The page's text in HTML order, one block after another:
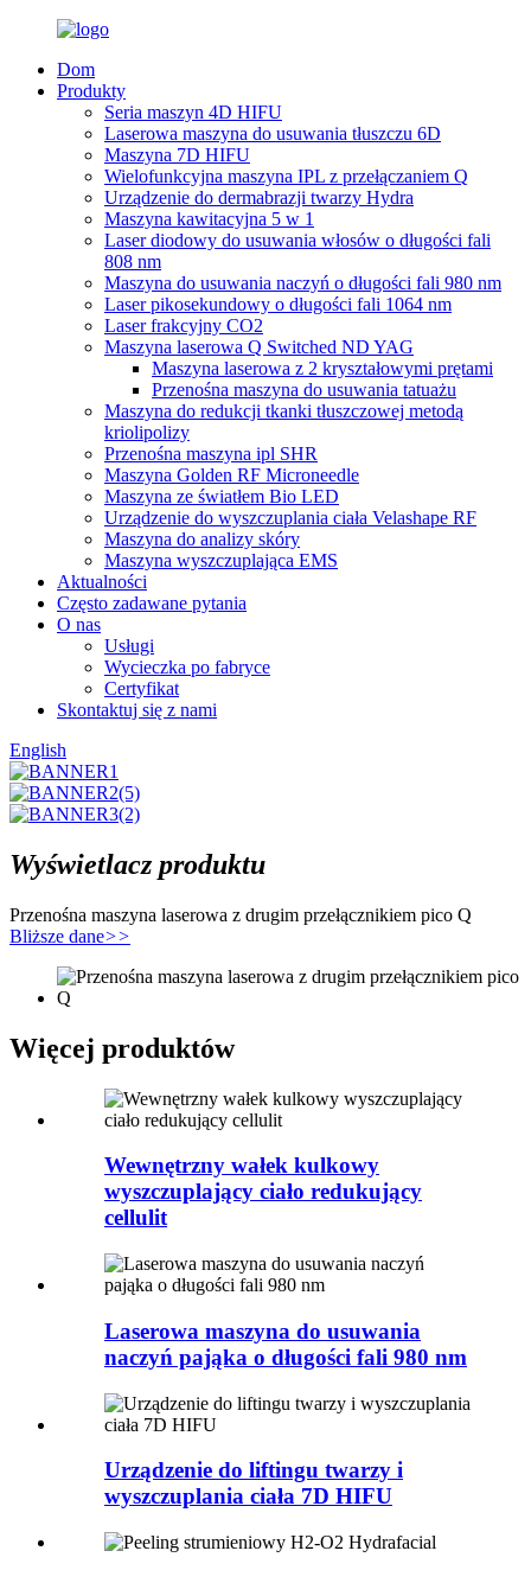
Dom
Produkty
Seria maszyn 4D HIFU
Laserowa maszyna do usuwania tłuszczu 6D
Maszyna 7D HIFU
Wielofunkcyjna maszyna IPL z przełączaniem Q
Urządzenie do dermabrazji twarzy Hydra
Maszyna kawitacyjna 5 w 1
Laser diodowy do usuwania włosów o długości fali
808 nm
Maszyna do usuwania naczyń o długości fali 980 nm
Laser pikosekundowy o długości fali 1064 nm
Laser frakcyjny CO2
Maszyna laserowa Q Switched ND YAG
Maszyna laserowa z 2 kryształowymi prętami
Przenośna maszyna do usuwania tatuażu
Maszyna do redukcji tkanki tłuszczowej metodą
kriolipolizy
Przenośna maszyna ipl SHR
Maszyna Golden RF Microneedle
Maszyna ze światłem Bio LED
Urządzenie do wyszczuplania ciała Velashape RF
Maszyna do analizy skóry
Maszyna wyszczuplająca EMS
Aktualności
Często zadawane pytania
O nas
Usługi
Wycieczka po fabryce
Certyfikat
Skontaktuj się z nami
English
Wyświetlacz produktu
Przenośna maszyna laserowa z drugim przełącznikiem pico Q
Bliższe dane>>
Więcej produktów
Wewnętrzny wałek kulkowy
wyszczuplający ciało redukujący
cellulit
Laserowa maszyna do usuwania
naczyń pająka o długości fali 980 nm
Urządzenie do liftingu twarzy i
wyszczuplania ciała 7D HIFU